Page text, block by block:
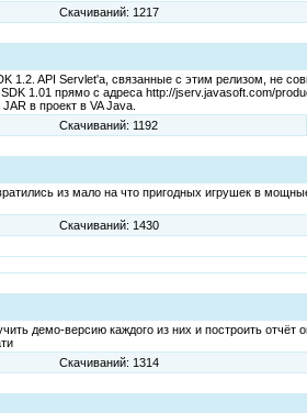
Скачиваний: 1217
1.2. API Servlet'а, связанные с этим релизом, не
1.01 прямо с адреса http://jserv.javasoft.com/
в проект в VA Java.
Скачиваний: 1192
из мало на что пригодных игрушек в
Скачиваний: 1430
демо-версию каждого из них и построить
Скачиваний: 1314